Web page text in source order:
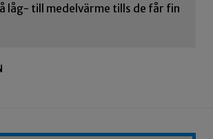
låg- till medelvärme tills de får fin